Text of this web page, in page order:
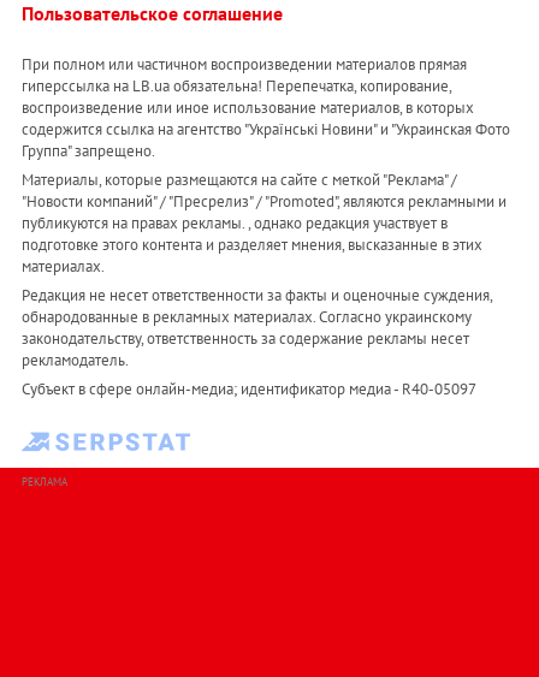
Пользовательское соглашение
При полном или частичном воспроизведении материалов прямая
гиперссылка на LB.ua обязательна! Перепечатка, копирование,
воспроизведение или иное использование материалов, в которых
содержится ссылка на агентство "Українськi Новини" и "Украинская Фото
Группа" запрещено.
Материалы, которые размещаются на сайте с меткой "Реклама" /
"Новости компаний" / "Пресрелиз" / "Promoted", являются рекламными и
публикуются на правах рекламы. , однако редакция участвует в
подготовке этого контента и разделяет мнения, высказанные в этих
материалах.
Редакция не несет ответственности за факты и оценочные суждения,
обнародованные в рекламных материалах. Согласно украинскому
законодательству, ответственность за содержание рекламы несет
рекламодатель.
Субъект в сфере онлайн-медиа; идентификатор медиа - R40-05097
РЕКЛАМА